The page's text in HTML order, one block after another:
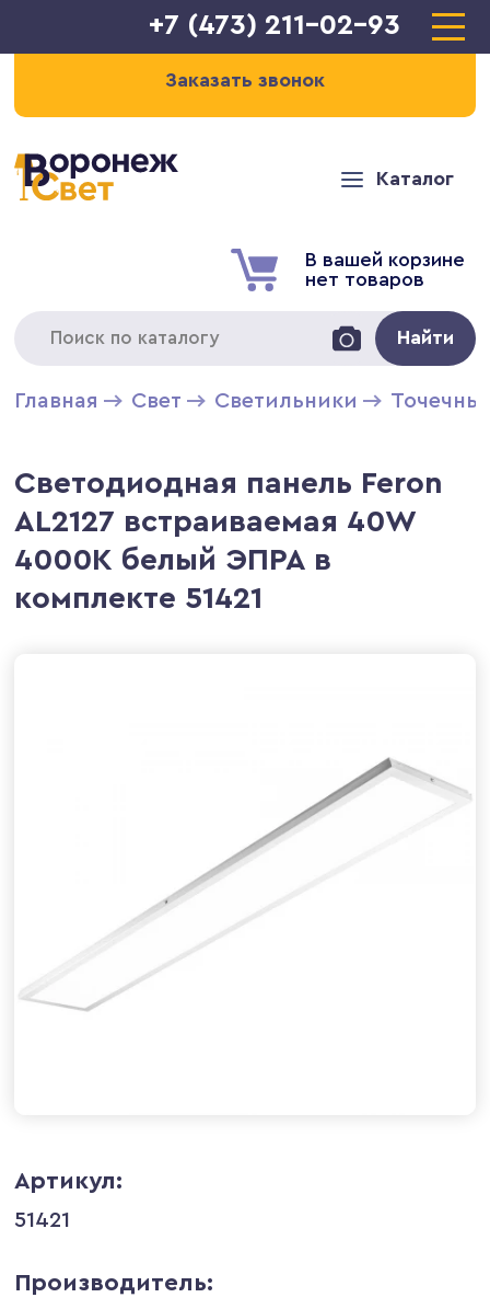
+7 (473) 211-02-93
Заказать звонок
Каталог
В вашей корзине
нет товаров
Найти
Главная Свет Светильники
Светодиодная панель Feron
AL2127 встраиваемая 40W
4000K белый ЭПРА в
комплекте 51421
Артикул:
51421
Производитель: